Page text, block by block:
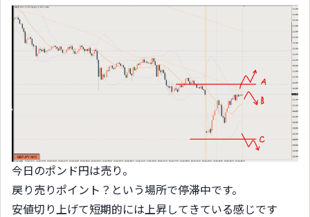
今日のポンド円は売り。
戻り売りポイント？という場所で停滞中です。
安値切り上げて短期的には上昇してきている感じです